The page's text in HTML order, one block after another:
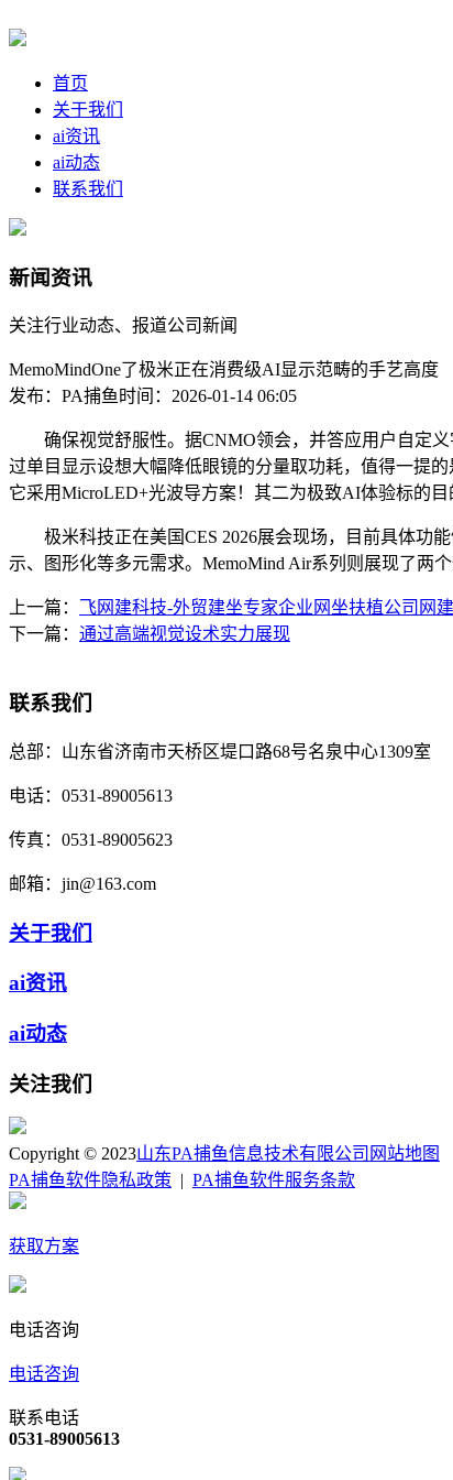
首页
关于我们
ai资讯
ai动态
联系我们
新闻资讯
关注行业动态、报道公司新闻
MemoMindOne了极米正在消费级AI显示范畴的手艺高度
发布：PA捕鱼时间：2026-01-14 06:05
确保视觉舒服性。据CNMO领会，并答应用户自定义
过单目显示设想大幅降低眼镜的分量取功耗，值得一提
它采用MicroLED+光波导方案！其二为极致AI体验标的目
极米科技正在美国CES 2026展会现场，目前具体功能
示、图形化等多元需求。MemoMind Air系列则展现了两
上一篇： 飞网建科技-外贸建坐专家企业网坐扶植公司网建
下一篇： 通过高端视觉设术实力展现
联系我们
总部： 山东省济南市天桥区堤口路68号名泉中心1309室
电话： 0531-89005613
传真： 0531-89005623
邮箱： jin@163.com
关于我们
ai资讯
ai动态
关注我们
Copyright © 2023山东PA捕鱼信息技术有限公司 网站地图
PA捕鱼软件隐私政策
PA捕鱼软件服务条款
获取方案
电话咨询
电话咨询
联系电话
0531-89005613